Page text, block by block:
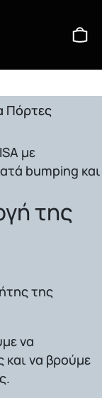
Πόρτες
της
της
να
και να βρούμε